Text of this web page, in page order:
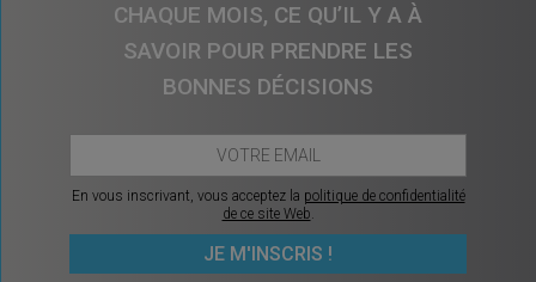
CHAQUE MOIS, CE QU’IL Y A À
SAVOIR POUR PRENDRE LES
BONNES DÉCISIONS
En vous inscrivant, vous acceptez la politique de confidentialité
de ce site Web.